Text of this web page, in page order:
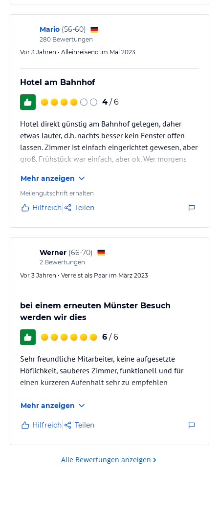
einem Schreibtisch, einem Stuhl, einem Sessel, einem
kleinen Tischchen, einem Kühlschrank und einem
Fernseher.
Das Badezimmer verfügte über eine…
Mario (56-60)
280 Bewertungen
Vor 3 Jahren • Alleinreisend im Mai 2023
Hotel am Bahnhof
4 / 6
Hotel direkt günstig am Bahnhof gelegen, daher
etwas lauter, d.h. nachts besser kein Fenster offen
lassen. Zimmer ist einfach eingerichtet gewesen, aber
groß. Frühstück war einfach, aber ok. Wer morgens
aufgehoben
Mehr anzeigen
Meilengutschrift erhalten
Hilfreich Teilen
Werner (66-70)
2 Bewertungen
Vor 3 Jahren • Verreist als Paar im März 2023
bei einem erneuten Münster Besuch
werden wir dies
6 / 6
Sehr freundliche Mitarbeiter, keine aufgesetzte
Höflichkeit, sauberes Zimmer, funktionell und für
einen kürzeren Aufenhalt sehr zu empfehlen
Mehr anzeigen
Hilfreich Teilen
Alle Bewertungen anzeigen